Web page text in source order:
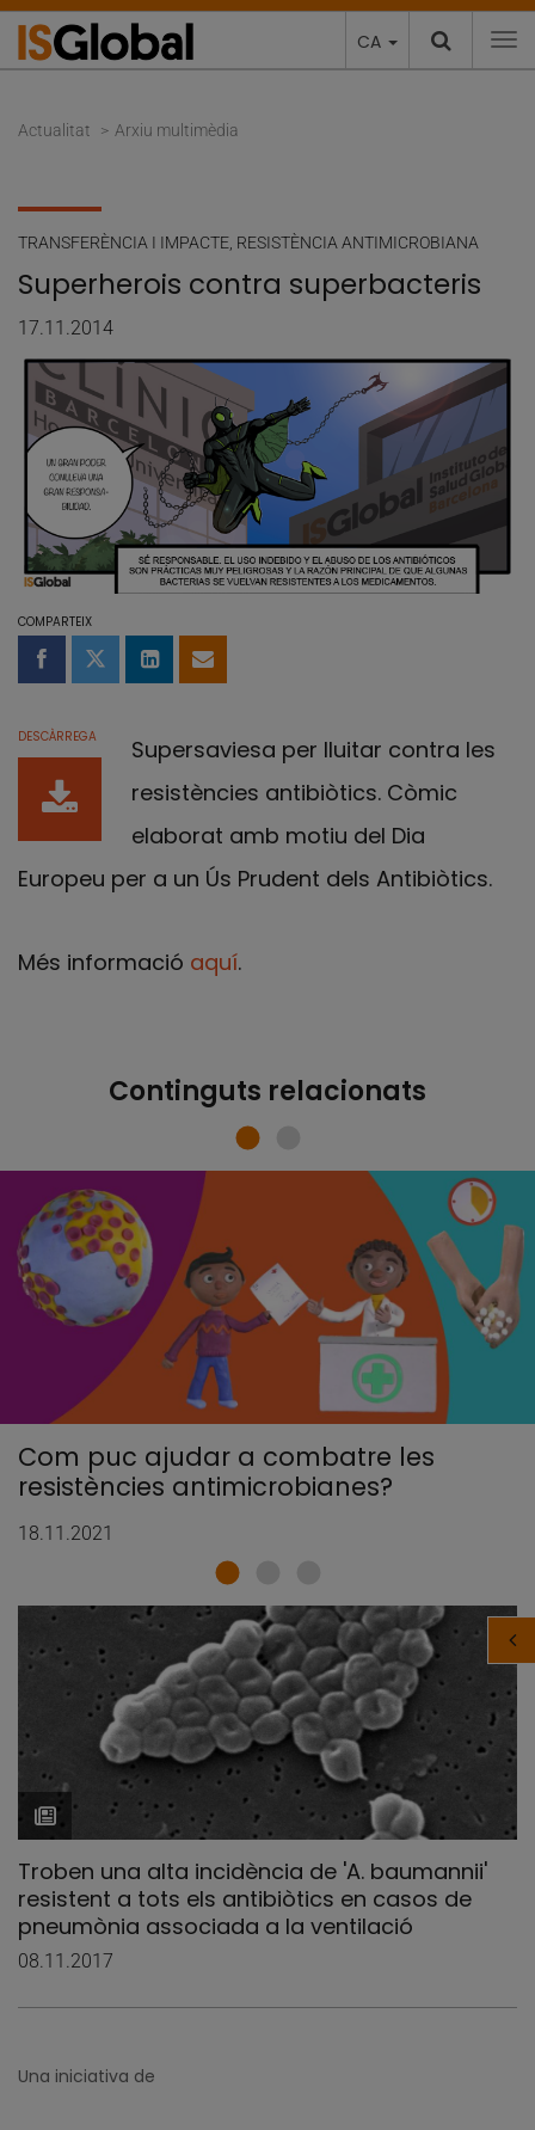
CA
Actualitat Arxiu multimèdia
TRANSFERÈNCIA I IMPACTE RESISTÈNCIA ANTIMICROBIANA
Superherois contra superbacteris
17.11.2014
COMPARTEIX
Compartir a Facebook
Compartir a Twitter
Comparteix a LinkedIn
Comparteix per email
DESCÀRREGA Supersaviesa per lluitar contra les
resistències antibiòtics. Còmic
elaborat amb motiu del Dia
Europeu per a un Ús Prudent dels Antibiòtics.
Més informació aquí.
Continguts relacionats
Com puc ajudar a combatre les
resistències antimicrobianes?
18.11.2021
Troben una alta incidència de 'A. baumannii'
resistent a tots els antibiòtics en casos de
pneumònia associada a la ventilació
08.11.2017
Una iniciativa de